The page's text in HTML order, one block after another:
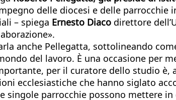
delle diocesi e delle
– spiega Ernesto Diaco direttore
anche Pellegatta, sottolineando
del lavoro. È una occasione per
per il curatore dello studio
ecclesiastiche che hanno siglato
singole parrocchie possono mettere in